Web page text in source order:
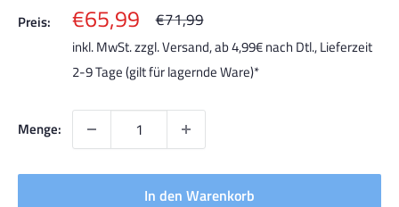
Preis: Sonderpreis
€65,99 Normalpreis
€71,99
inkl. MwSt. zzgl.Versand, ab 4,99€ nach Dtl., Lieferzeit
2-9 Tage (gilt für lagernde Ware)*
Menge:
In den Warenkorb